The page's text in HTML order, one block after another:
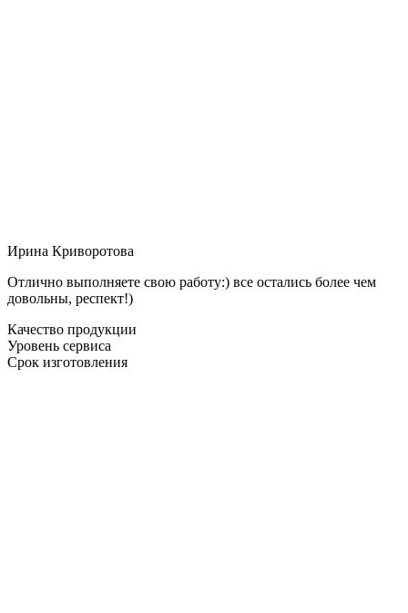
Ирина Криворотова
Отлично выполняете свою работу:) все остались более чем
довольны, респект!)
Качество продукции
Уровень сервиса
Срок изготовления